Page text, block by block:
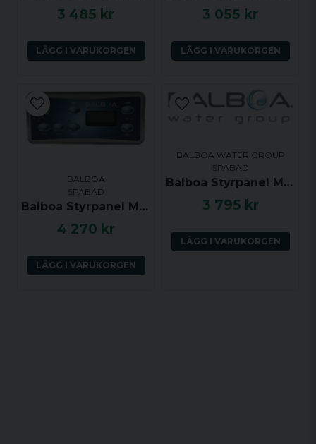
3 485 kr
LÄGG I VARUKORGEN
3 055 kr
LÄGG I VARUKORGEN
BALBOA
SPABAD
Balboa Styrpanel ML551 - Jets 1, Light, Mode, Jets 2, Jets 3, Jets 4, Warm, Cool - 55600
4 270 kr
LÄGG I VARUKORGEN
BALBOA WATER GROUP
SPABAD
Balboa Styrpanel ML551 - Light, Mode, Jets 1, Jets 2, Blower, Warm, Cool - 53502
3 795 kr
LÄGG I VARUKORGEN